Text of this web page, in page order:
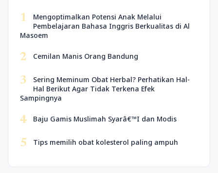
1
Mengoptimalkan Potensi Anak Melalui
Pembelajaran Bahasa Inggris Berkualitas di Al
Masoem
2 Cemilan Manis Orang Bandung
3
Sering Meminum Obat Herbal? Perhatikan Hal-
Hal Berikut Agar Tidak Terkena Efek
Sampingnya
4 Baju Gamis Muslimah Syarâ€™I dan Modis
5 Tips memilih obat kolesterol paling ampuh